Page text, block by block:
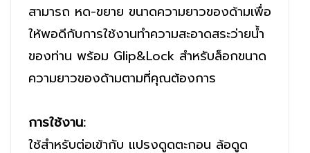
สามารถ หด-ขยาย ขนาดความยาวของด้ามเพื่อ
ให้พอดีกับการใช้งานทำความสะอาดสระว่ายน้ำ
ของท่าน พร้อม Glip&Lock สำหรับล็อกขนาด
ความยาวของด้ามตามที่คุณต้องการ
การใช้งาน:
ใช้สำหรับต่อเข้ากับ แปรงดูดตะกอน ล้อดูด